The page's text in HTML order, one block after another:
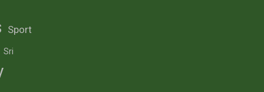
Sport
Sri